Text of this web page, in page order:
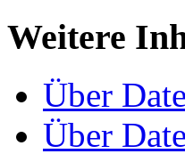
Weitere
Über
Über